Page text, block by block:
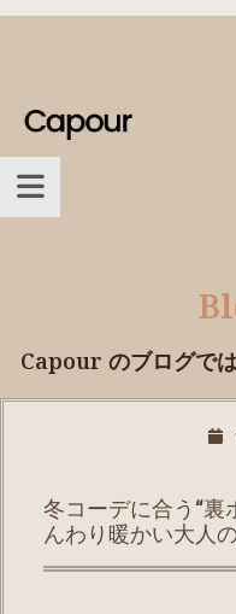
Capour のブログで
プロが選
冬コーデに合う“裏
んわり暖かい大人